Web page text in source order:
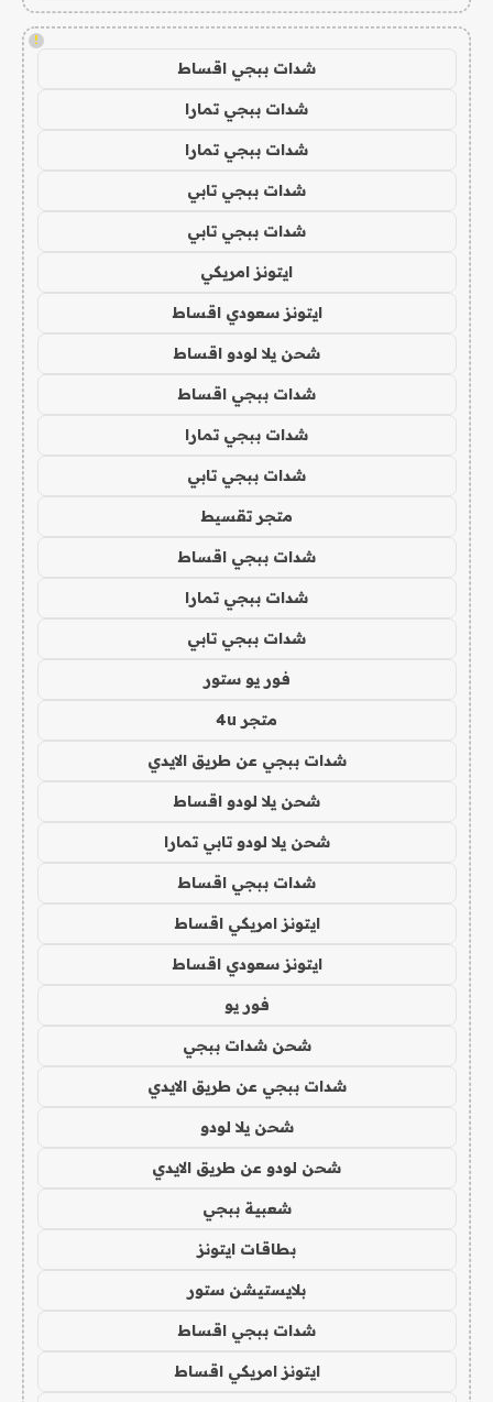
!
شدات ببجي اقساط
شدات ببجي تمارا
شدات ببجي تمارا
شدات ببجي تابي
شدات ببجي تابي
ايتونز امريكي
ايتونز سعودي اقساط
شحن يلا لودو اقساط
شدات ببجي اقساط
شدات ببجي تمارا
شدات ببجي تابي
متجر تقسيط
شدات ببجي اقساط
شدات ببجي تمارا
شدات ببجي تابي
فور يو ستور
متجر 4u
شدات ببجي عن طريق الايدي
شحن يلا لودو اقساط
شحن يلا لودو تابي تمارا
شدات ببجي اقساط
ايتونز امريكي اقساط
ايتونز سعودي اقساط
فور يو
شحن شدات ببجي
شدات ببجي عن طريق الايدي
شحن يلا لودو
شحن لودو عن طريق الايدي
شعبية ببجي
بطاقات ايتونز
بلايستيشن ستور
شدات ببجي اقساط
ايتونز امريكي اقساط